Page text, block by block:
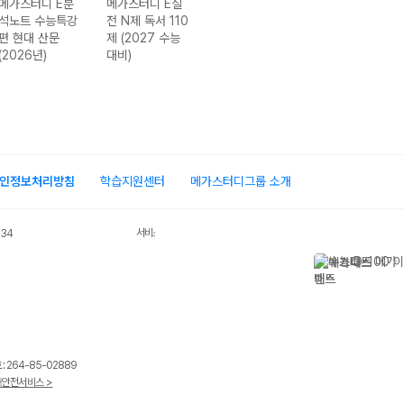
메가스터디 E분
석노트 수능특강
현대 산문
(2026년)
메가스터디 E실
전 N제 독서 110
제 (2027 수능
대비)
정보처리방침 학습지원센터 메가스터디그룹 소개
서비스 가입사실 확인
호 : 264-85-02889
전서비스 >